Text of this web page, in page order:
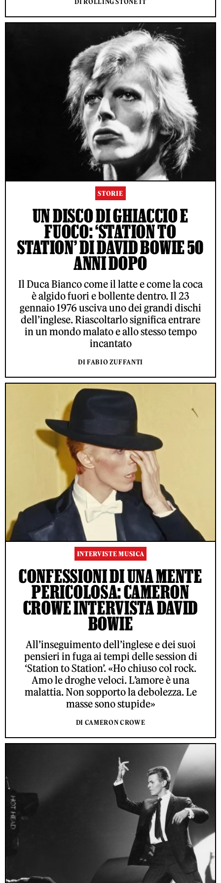
STORIE
UN DISCO DI GHIACCIO E
FUOCO: ‘STATION TO
STATION’ DI DAVID BOWIE 50
ANNI DOPO
Il Duca Bianco come il latte e come la coca
è algido fuori e bollente dentro. Il 23
gennaio 1976 usciva uno dei grandi dischi
dell’inglese. Riascoltarlo significa entrare
in un mondo malato e allo stesso tempo
incantato
DI FABIO ZUFFANTI
INTERVISTE MUSICA
CONFESSIONI DI UNA MENTE
PERICOLOSA: CAMERON
CROWE INTERVISTA DAVID
BOWIE
All’inseguimento dell’inglese e dei suoi
pensieri in fuga ai tempi delle session di
‘Station to Station’. «Ho chiuso col rock.
Amo le droghe veloci. L’amore è una
malattia. Non sopporto la debolezza. Le
masse sono stupide»
DI CAMERON CROWE